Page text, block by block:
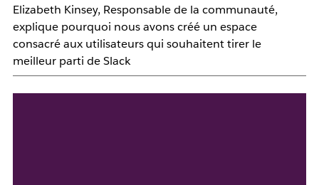
Elizabeth Kinsey, Responsable de la communauté,
explique pourquoi nous avons créé un espace
consacré aux utilisateurs qui souhaitent tirer le
meilleur parti de Slack